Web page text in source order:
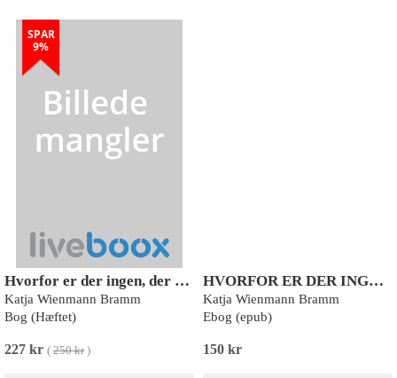
SPAR
9%
Hvorfor er der ingen, der har fyldt EKG-vognen?
Katja Wienmann Bramm
Bog (Hæftet)
227 kr ( 250 kr)
HVORFOR ER DER INGEN, DER HAR FYLDT EKG-VOGNEN?
Katja Wienmann Bramm
Ebog (epub)
150 kr